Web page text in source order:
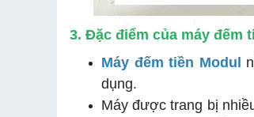
3. Đặc điểm của máy đếm
Máy đếm tiền Modul
dụng.
Máy được trang bị